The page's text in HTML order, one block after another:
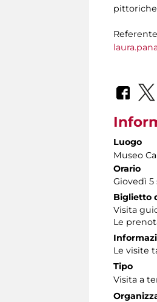
Luogo
Museo
Orario
Giovedì 5
Biglietto
Visita
Le
Le visite
Tipo
Visita a